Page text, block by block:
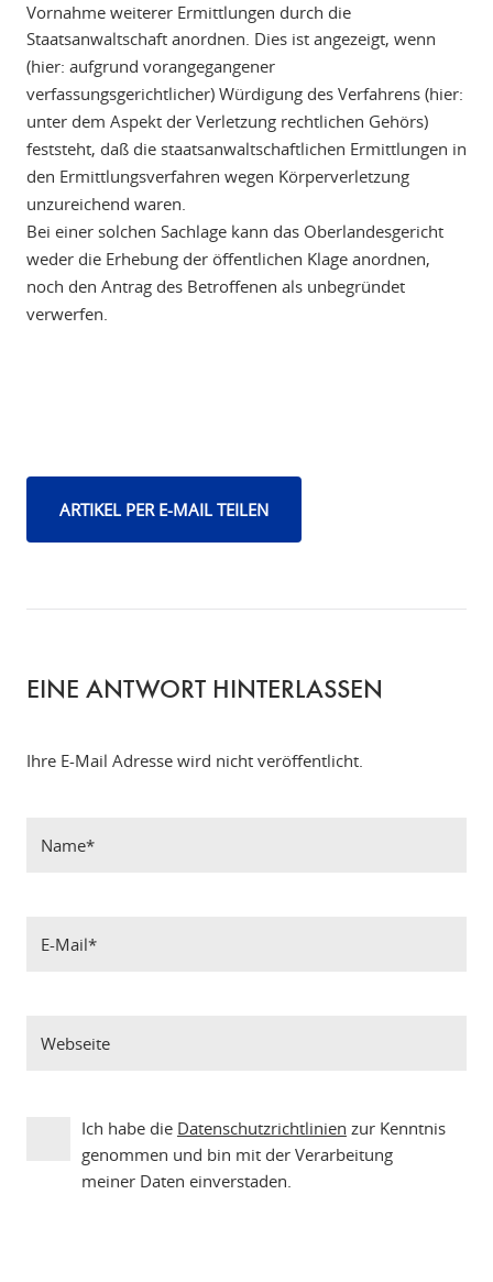
Vornahme weiterer Ermittlungen durch die
Staatsanwaltschaft anordnen. Dies ist angezeigt, wenn
(hier: aufgrund vorangegangener
verfassungsgerichtlicher) Würdigung des Verfahrens (hier:
unter dem Aspekt der Verletzung rechtlichen Gehörs)
feststeht, daß die staatsanwaltschaftlichen Ermittlungen in
den Ermittlungsverfahren wegen Körperverletzung
unzureichend waren.
Bei einer solchen Sachlage kann das Oberlandesgericht
weder die Erhebung der öffentlichen Klage anordnen,
noch den Antrag des Betroffenen als unbegründet
verwerfen.
ARTIKEL PER E-MAIL TEILEN
EINE ANTWORT HINTERLASSEN
Ihre E-Mail Adresse wird nicht veröffentlicht.
Ich habe die Datenschutzrichtlinien zur Kenntnis
genommen und bin mit der Verarbeitung
meiner Daten einverstaden.